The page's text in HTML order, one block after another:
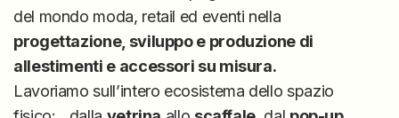
CONTATTI
del mondo moda, retail ed eventi nella
progettazione, sviluppo e produzione di
allestimenti e accessori su misura.
Lavoriamo sull’intero ecosistema dello spazio